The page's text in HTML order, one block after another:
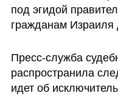
под эгидой
гражданам Израиля
Пресс-служба
распространила
идет об